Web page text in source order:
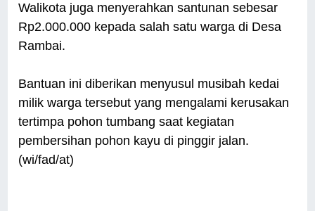
Walikota juga menyerahkan santunan sebesar
Rp2.000.000 kepada salah satu warga di Desa
Rambai.
Bantuan ini diberikan menyusul musibah kedai
milik warga tersebut yang mengalami kerusakan
tertimpa pohon tumbang saat kegiatan
pembersihan pohon kayu di pinggir jalan.
(wi/fad/at)